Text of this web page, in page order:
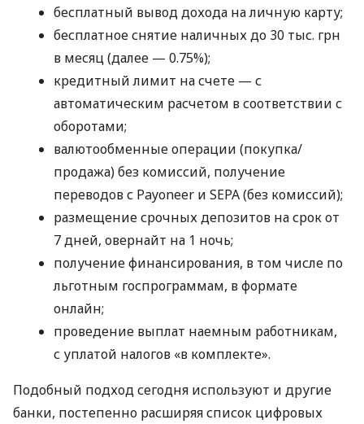
бесплатный вывод дохода на личную карту;
бесплатное снятие наличных до 30 тыс. грн
в месяц (далее — 0.75%);
кредитный лимит на счете — с
автоматическим расчетом в соответствии с
оборотами;
валютообменные операции (покупка/
продажа) без комиссий, получение
переводов с Payoneer и SEPA (без комиссий);
размещение срочных депозитов на срок от
7 дней, овернайт на 1 ночь;
получение финансирования, в том числе по
льготным госпрограммам, в формате
онлайн;
проведение выплат наемным работникам,
с уплатой налогов «в комплекте».
Подобный подход сегодня используют и другие
банки, постепенно расширяя список цифровых